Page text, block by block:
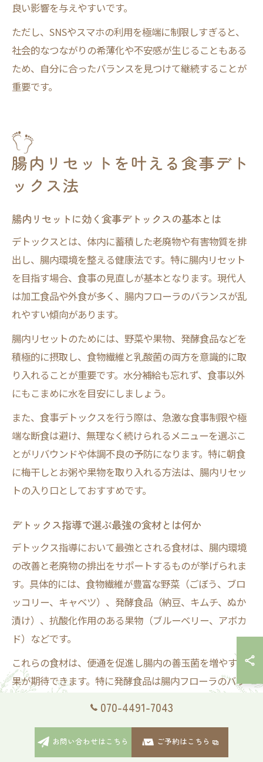
良い影響を与えやすいです。
ただし、SNSやスマホの利用を極端に制限しすぎると、
社会的なつながりの希薄化や不安感が生じることもある
ため、自分に合ったバランスを見つけて継続することが
重要です。
腸内リセットを叶える食事デト
ックス法
腸内リセットに効く食事デトックスの基本とは
デトックスとは、体内に蓄積した老廃物や有害物質を排
出し、腸内環境を整える健康法です。特に腸内リセット
を目指す場合、食事の見直しが基本となります。現代人
は加工食品や外食が多く、腸内フローラのバランスが乱
れやすい傾向があります。
腸内リセットのためには、野菜や果物、発酵食品などを
積極的に摂取し、食物繊維と乳酸菌の両方を意識的に取
り入れることが重要です。水分補給も忘れず、食事以外
にもこまめに水を目安にしましょう。
また、食事デトックスを行う際は、急激な食事制限や極
端な断食は避け、無理なく続けられるメニューを選ぶこ
とがリバウンドや体調不良の予防になります。特に朝食
に梅干しとお粥や果物を取り入れる方法は、腸内リセッ
トの入り口としておすすめです。
デトックス指導で選ぶ最強の食材とは何か
デトックス指導において最強とされる食材は、腸内環境
の改善と老廃物の排出をサポートするものが挙げられま
す。具体的には、食物繊維が豊富な野菜（ごぼう、ブロ
ッコリー、キャベツ）、発酵食品（納豆、キムチ、ぬか
漬け）、抗酸化作用のある果物（ブルーベリー、アボカ
ド）などです。
これらの食材は、便通を促進し腸内の善玉菌を増やす効
果が期待できます。特に発酵食品は腸内フローラのバラ
選ぶ方も多いかもしれませんが、乳製品ですから本来人
間に不要なホルモン物質もたっぷりと含まれているので
070-4491-7043
お問い合わせはこちら ご予約はこちら